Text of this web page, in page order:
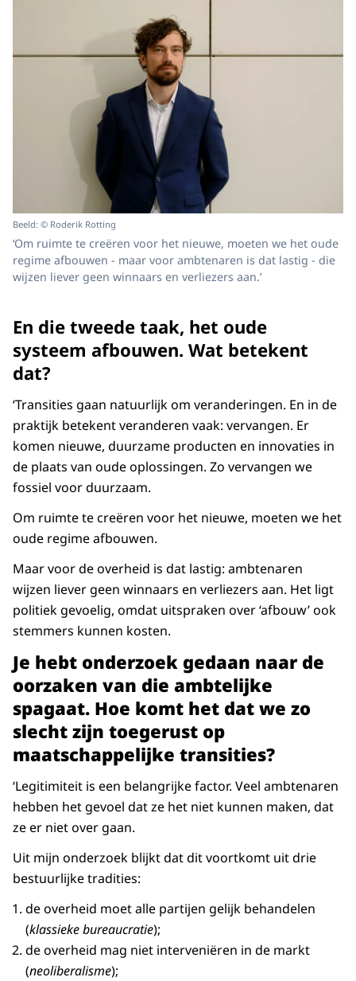
Beeld: © Roderik Rotting
‘Om ruimte te creëren voor het nieuwe, moeten we het oude
regime afbouwen - maar voor ambtenaren is dat lastig - die
wijzen liever geen winnaars en verliezers aan.’
En die tweede taak, het oude
systeem afbouwen. Wat betekent
dat?
‘Transities gaan natuurlijk om veranderingen. En in de
praktijk betekent veranderen vaak: vervangen. Er
komen nieuwe, duurzame producten en innovaties in
de plaats van oude oplossingen. Zo vervangen we
fossiel voor duurzaam.
Om ruimte te creëren voor het nieuwe, moeten we het
oude regime afbouwen.
Maar voor de overheid is dat lastig: ambtenaren
wijzen liever geen winnaars en verliezers aan. Het ligt
politiek gevoelig, omdat uitspraken over ‘afbouw’ ook
stemmers kunnen kosten.
Je hebt onderzoek gedaan naar de
oorzaken van die ambtelijke
spagaat. Hoe komt het dat we zo
slecht zijn toegerust op
maatschappelijke transities?
‘Legitimiteit is een belangrijke factor. Veel ambtenaren
hebben het gevoel dat ze het niet kunnen maken, dat
ze er niet over gaan.
Uit mijn onderzoek blijkt dat dit voortkomt uit drie
bestuurlijke tradities:
de overheid moet alle partijen gelijk behandelen
(klassieke bureaucratie);
de overheid mag niet interveniëren in de markt
(neoliberalisme);